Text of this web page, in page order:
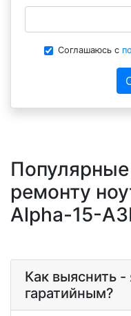
Соглашаюсь с
ремонту
Alpha-15-
Как выяснить -
гаратийным?